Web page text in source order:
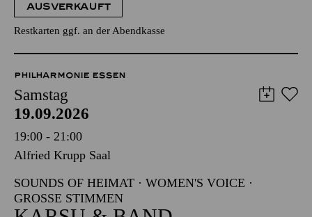
AUSVERKAUFT
Restkarten ggf. an der Abendkasse
PHILHARMONIE ESSEN
Samstag
19.09.2026
19:00 - 21:00
Alfried Krupp Saal
SOUNDS OF HEIMAT · WOMEN'S VOICE ·
GROSSE STIMMEN